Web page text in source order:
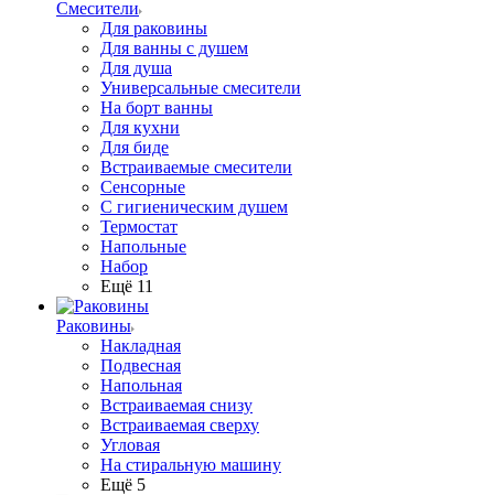
Смесители
Для раковины
Для ванны с душем
Для душа
Универсальные смесители
На борт ванны
Для кухни
Для биде
Встраиваемые смесители
Сенсорные
С гигиеническим душем
Термостат
Напольные
Набор
Ещё 11
Раковины
Накладная
Подвесная
Напольная
Встраиваемая снизу
Встраиваемая сверху
Угловая
На стиральную машину
Ещё 5